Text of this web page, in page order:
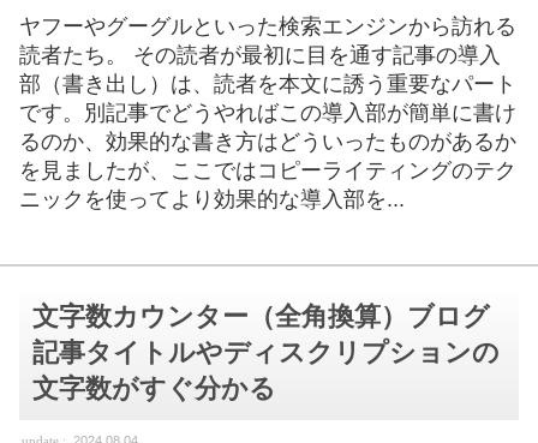
ヤフーやグーグルといった検索エンジンから訪れる
読者たち。 その読者が最初に目を通す記事の導入
部（書き出し）は、読者を本文に誘う重要なパート
です。別記事でどうやればこの導入部が簡単に書け
るのか、効果的な書き方はどういったものがあるか
を見ましたが、ここではコピーライティングのテク
ニックを使ってより効果的な導入部を...
文字数カウンター（全角換算）ブログ
記事タイトルやディスクリプションの
文字数がすぐ分かる